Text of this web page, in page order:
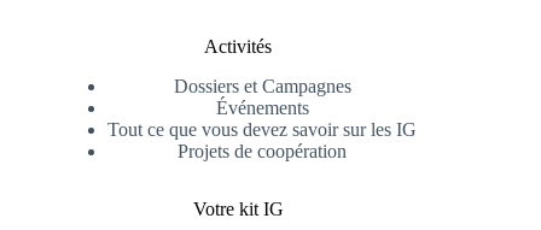
Activités
Dossiers et Campagnes
Événements
Tout ce que vous devez savoir sur les IG
Projets de coopération
Votre kit IG